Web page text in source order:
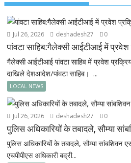
Jul 26, 2026 deshadesh27 0
पांवटा साहिब:गैलेक्सी आईटीआई में
गैलेक्सी आईटीआई पांवटा साहिब में प्रवेश
दाखिले देशआदेश/पांवटा साहिब। ...
LOCAL NEWS
Jul 26, 2026 deshadesh27 0
पुलिस अधिकारियों के तबादले, सौम्या
पुलिस अधिकारियों के तबादले, सौम्या सांबशिवन
एचपीपीएस अधिकारी बद्री...